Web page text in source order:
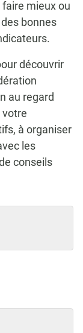
mieux ou
bonnes
découvrir
au regard
votre
à organiser
les
conseils